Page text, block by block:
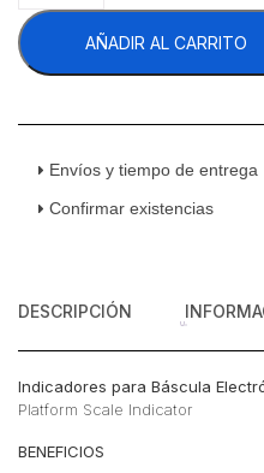
PES
Indicador
Para
Electrónica
LCD
cantidad
AÑADIR AL CARRITO
Envíos y tiempo de entrega
Confirmar existencias
DESCRIPCIÓN
Indicadores para Báscula
Platform Scale Indicator
BENEFICIOS